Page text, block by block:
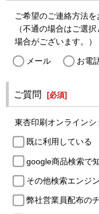
ご希望のご連絡方法を
（不通の場合はご選
場合がございます。）
メール お電
ご質問 [必須]
東杏印刷オンライン
既に利用している
google商品検索で
その他検索エンジ
弊社営業員配布の